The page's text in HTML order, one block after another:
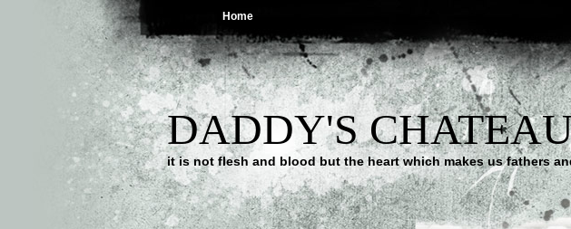
Home
DADDY'S
it is not flesh and blood but the heart which makes us fathers